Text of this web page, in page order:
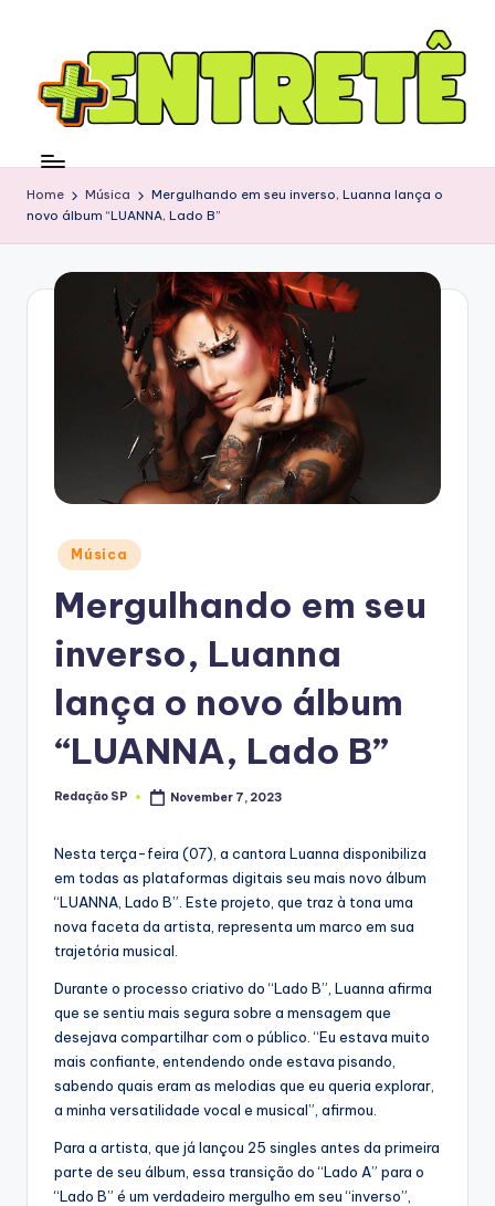
Home Música
Mergulhando em seu inverso, Luanna lança o
novo álbum “LUANNA, Lado B”
Posted
in
Música
Mergulhando em seu
inverso, Luanna
lança o novo álbum
“LUANNA, Lado B”
Posted
Redação SP November 7, 2023
Nesta terça-feira (07), a cantora Luanna disponibiliza
em todas as plataformas digitais seu mais novo álbum
“LUANNA, Lado B”. Este projeto, que traz à tona uma
nova faceta da artista, representa um marco em sua
trajetória musical.
Durante o processo criativo do “Lado B”, Luanna afirma
que se sentiu mais segura sobre a mensagem que
desejava compartilhar com o público. “Eu estava muito
mais confiante, entendendo onde estava pisando,
sabendo quais eram as melodias que eu queria explorar,
a minha versatilidade vocal e musical”, afirmou.
Para a artista, que já lançou 25 singles antes da primeira
parte de seu álbum, essa transição do “Lado A” para o
“Lado B” é um verdadeiro mergulho em seu “inverso”,